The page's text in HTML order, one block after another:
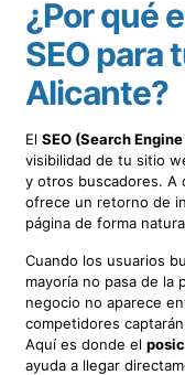
¿Por qué
SEO para
Alicante?
ElSEO (Search
visibilidad de tu sitio
y otros buscadores. A
ofrece un retorno de
página de forma
Cuando los usuarios
mayoría no pasa de la
negocio no aparece
competidores
Aquí es donde el
ayuda a llegar